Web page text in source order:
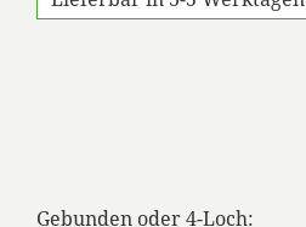
Gebunden oder 4-Loch: